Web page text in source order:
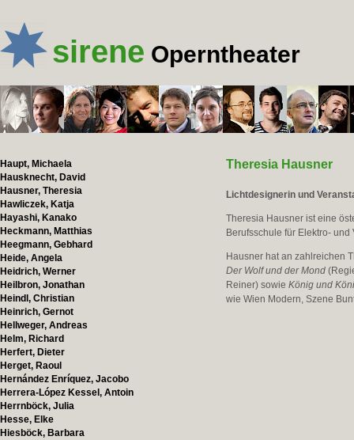
sirene Operntheater
Haupt, Michaela
Hausknecht, David
Hausner, Theresia
Hawliczek, Katja
Hayashi, Kanako
Heckmann, Matthias
Heegmann, Gebhard
Heide, Angela
Heidrich, Werner
Heilbron, Jonathan
Heindl, Christian
Heinrich, Gernot
Hellweger, Andreas
Helm, Richard
Herfert, Dieter
Herget, Raoul
Hernández Enríquez, Jacobo
Herrera-López Kessel, Antoin
Herrnböck, Julia
Hesse, Elke
Hiesböck, Barbara
Theresia Hausner
Lichtdesignerin und
Theresia Hausner ist eine
Berufsschule für Elektro-
Hausner hat an zahlreichen
Der Wolf und der Mond
Reiner) sowieKönig und
wie Wien Modern, Szene